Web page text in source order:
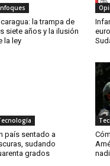
la trampa de
siete años y la ilusión
la ley
país sentado a
sudando
grados